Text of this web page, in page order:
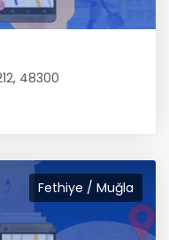
48300
Fethiye / Muğla